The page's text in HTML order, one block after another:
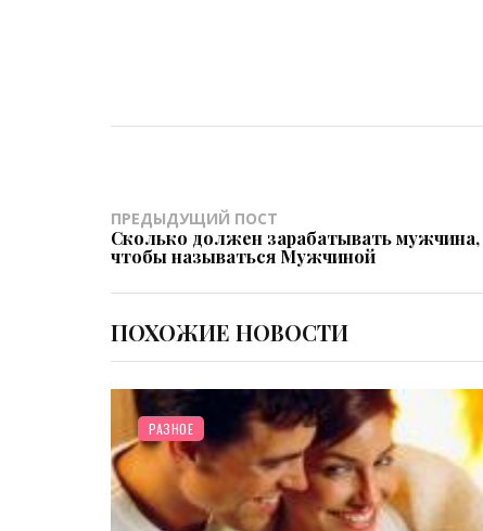
ПРЕДЫДУЩИЙ ПОСТ
Сколько должен зарабатывать мужчина,
чтобы называться Мужчиной
ПОХОЖИЕ НОВОСТИ
РАЗНОЕ